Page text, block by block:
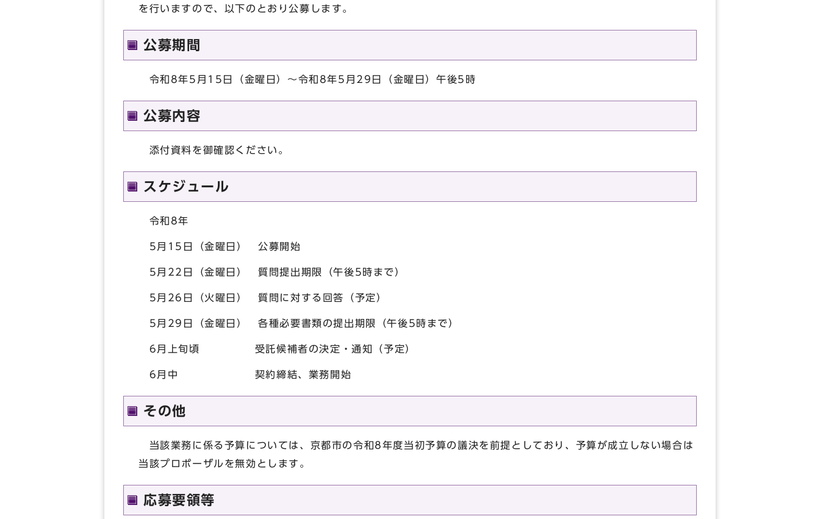
を行いますので、以下のとおり公募します。
公募期間
令和8年5月15日（金曜日）～令和8年5月29日（金曜日）午後5時
公募内容
添付資料を御確認ください。
スケジュール
令和8年
5月15日（金曜日） 公募開始
5月22日（金曜日） 質問提出期限（午後5時まで）
5月26日（火曜日） 質問に対する回答（予定）
5月29日（金曜日） 各種必要書類の提出期限（午後5時まで）
6月上旬頃 受託候補者の決定・通知（予定）
6月中 契約締結、業務開始
その他
当該業務に係る予算については、京都市の令和8年度当初予算の議決を前提としており、予算が成立しない場合は
当該プロポーザルを無効とします。
応募要領等